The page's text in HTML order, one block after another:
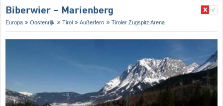
Biberwier – Marienberg
Europa Oostenrijk Tirol Außerfern Tiroler Zugspitz Arena